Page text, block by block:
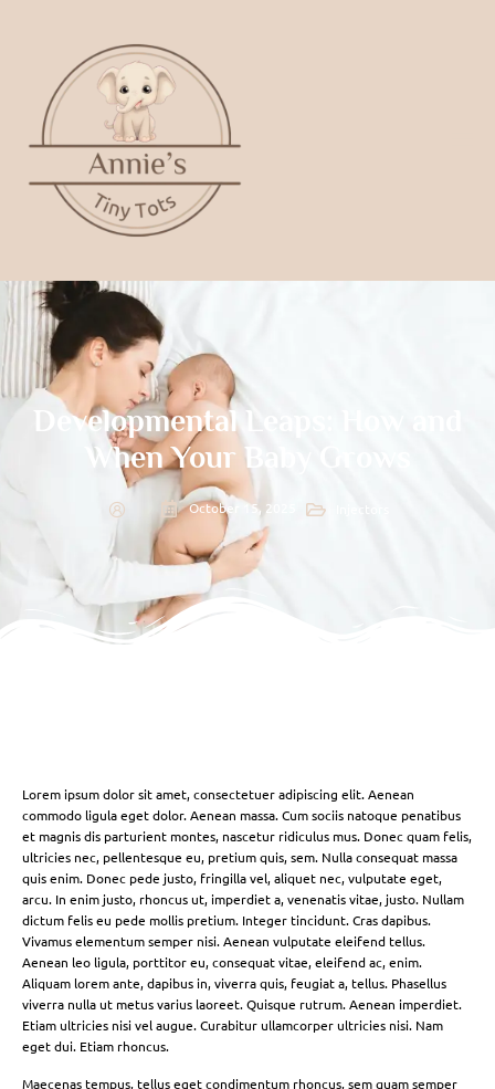
Developmental Leaps: How and
When Your Baby Grows
October 15, 2025
Lorem ipsum dolor sit amet, consectetuer adipiscing elit. Aenean
commodo ligula eget dolor. Aenean massa. Cum sociis natoque penatibus
et magnis dis parturient montes, nascetur ridiculus mus. Donec quam felis,
ultricies nec, pellentesque eu, pretium quis, sem. Nulla consequat massa
quis enim. Donec pede justo, fringilla vel, aliquet nec, vulputate eget,
arcu. In enim justo, rhoncus ut, imperdiet a, venenatis vitae, justo. Nullam
dictum felis eu pede mollis pretium. Integer tincidunt. Cras dapibus.
Vivamus elementum semper nisi. Aenean vulputate eleifend tellus.
Aenean leo ligula, porttitor eu, consequat vitae, eleifend ac, enim.
Aliquam lorem ante, dapibus in, viverra quis, feugiat a, tellus. Phasellus
viverra nulla ut metus varius laoreet. Quisque rutrum. Aenean imperdiet.
Etiam ultricies nisi vel augue. Curabitur ullamcorper ultricies nisi. Nam
eget dui. Etiam rhoncus.
Maecenas tempus, tellus eget condimentum rhoncus, sem quam semper